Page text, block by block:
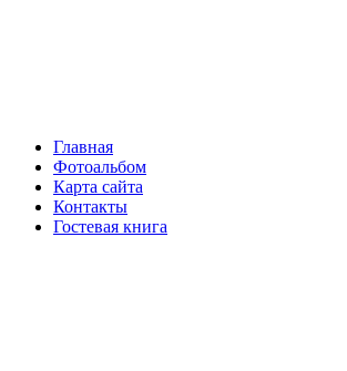
Главная
Фотоальбом
Карта сайта
Контакты
Гостевая книга